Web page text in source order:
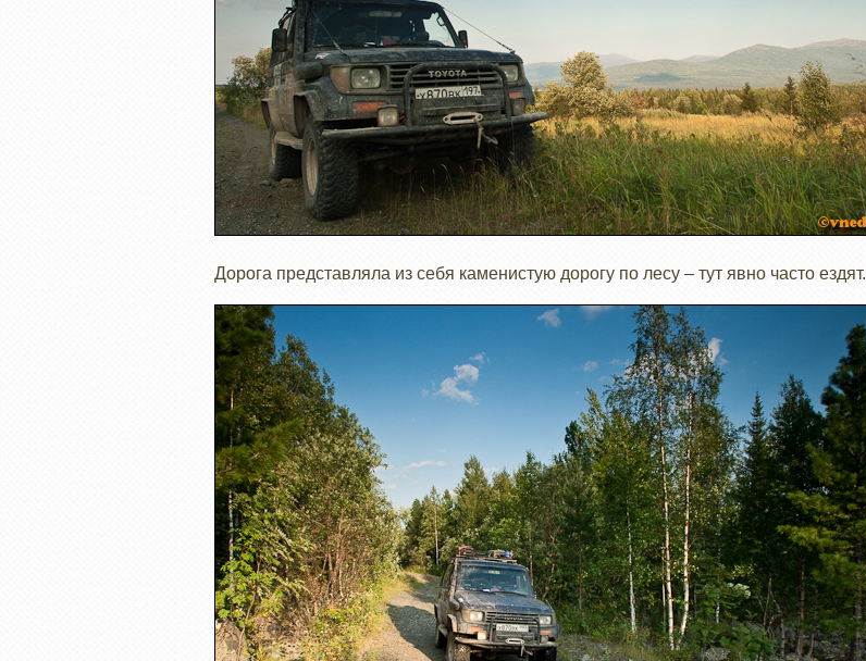
Дорога представляла из себя каменистую дорогу по лесу – тут явно часто ездят.